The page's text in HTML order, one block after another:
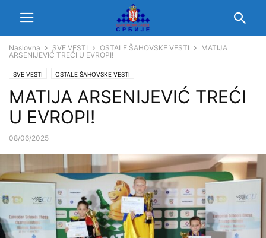
Naslovna SVE VESTI OSTALE ŠAHOVSKE VESTI
MATIJA
ARSENIJEVIĆ TREĆI U EVROPI!
SVE VESTI OSTALE ŠAHOVSKE VESTI
MATIJA ARSENIJEVIĆ TREĆI
U EVROPI!
08/06/2025